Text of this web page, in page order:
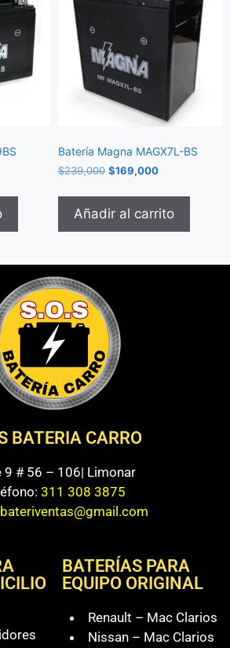
Batería Magna MAGX7L-BS
$239,000 $169,000
Añadir al carrito
BATERIA CARRO
9 # 56 – 106| Limonar
311 308 3875
bateriventas@gmail.com
BATERÍAS PARA
EQUIPO ORIGINAL
Renault – Mac Clarios
Nissan – Mac Clarios